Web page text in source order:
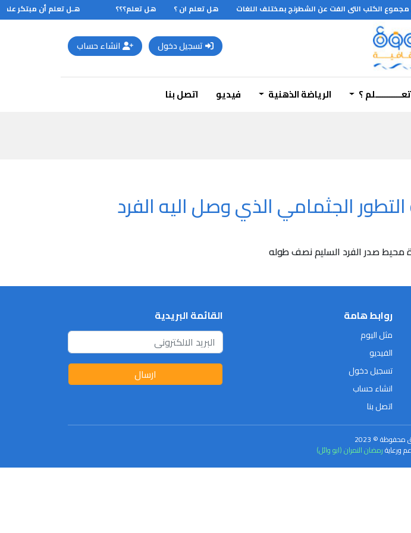
الكتب التى الفت عن الشطرنج بمختلف اللغات هل تعلم ان ؟ هل تعلم؟؟؟ هـل تعلم أن مبتكر علم
تسجيل دخول انشاء حساب
؟ الرياضة الذهنية فيديو اتصل بنا
الجثمامي الذي وصل اليه الفرد
محيط صدر الفرد السليم نصف طوله
روابط هامة
مثل اليوم
الفيديو
تسجيل دخول
انشاء حساب
اتصل بنا
القائمة البريدية
ارسال
© 2023
ورعايةرمضان النمران (ابو وائل)